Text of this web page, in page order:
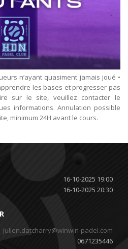
n’ayant quasiment jamais joué •
les bases et progresser pas
sur le site, veuillez contacter le
informations. Annulation possible
minimum 24H avant le cours.
16-10-2025 19:00
16-10-2025 20:30
julien.datcharry@winwin-padel.com
0671235446